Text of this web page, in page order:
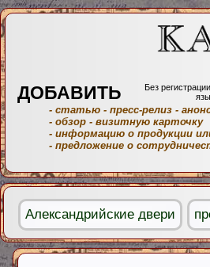
ДОБАВИТЬ
Без
- статью - пресс-релиз -
- обзор - визитную карточку
- информацию о продукции
- предложение о
Александрийские двери